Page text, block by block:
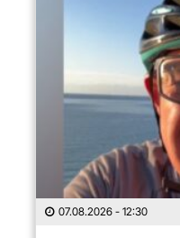
07.08.2026 - 12:30